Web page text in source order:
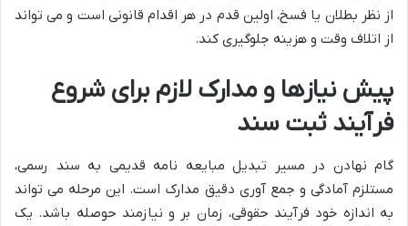
از نظر بطلان یا فسخ، اولین قدم در هر اقدام قانونی است و می تواند
از اتلاف وقت و هزینه جلوگیری کند.
پیش نیازها و مدارک لازم برای شروع
فرآیند ثبت سند
گام نهادن در مسیر تبدیل مبایعه نامه قدیمی به سند رسمی،
مستلزم آمادگی و جمع آوری دقیق مدارک است. این مرحله می تواند
به اندازه خود فرآیند حقوقی، زمان بر و نیازمند حوصله باشد. یک